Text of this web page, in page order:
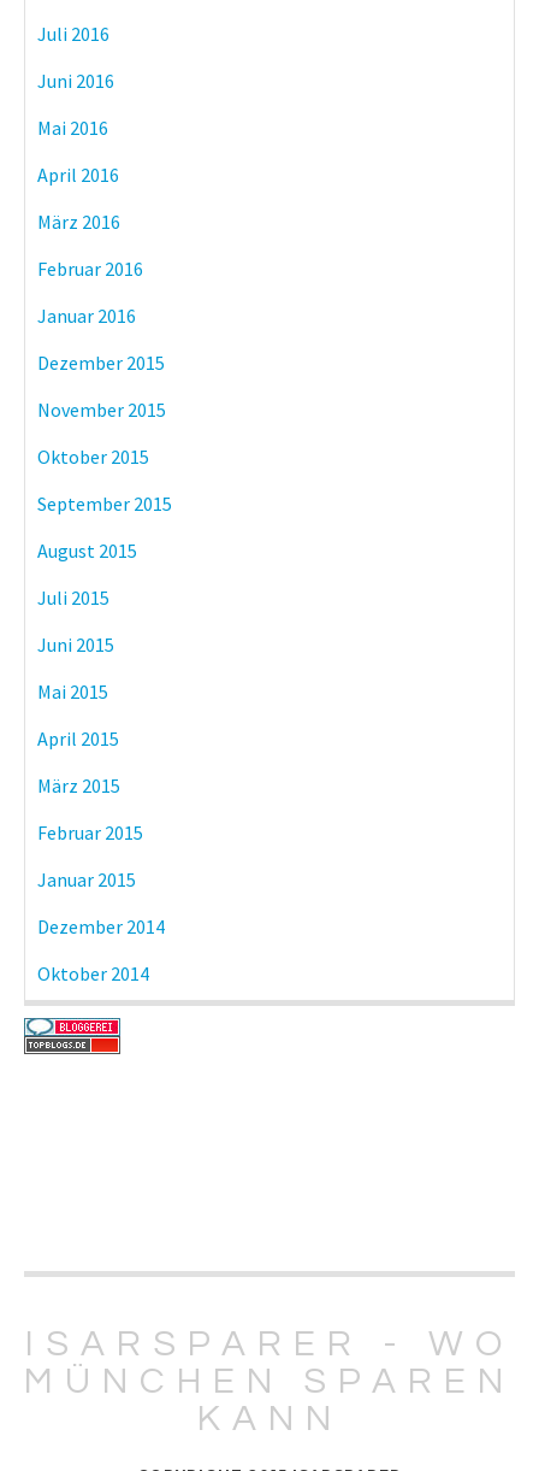
Juli 2016
Juni 2016
Mai 2016
April 2016
März 2016
Februar 2016
Januar 2016
Dezember 2015
November 2015
Oktober 2015
September 2015
August 2015
Juli 2015
Juni 2015
Mai 2015
April 2015
März 2015
Februar 2015
Januar 2015
Dezember 2014
Oktober 2014
ISARSPARER - WO
MÜNCHEN SPAREN
KANN